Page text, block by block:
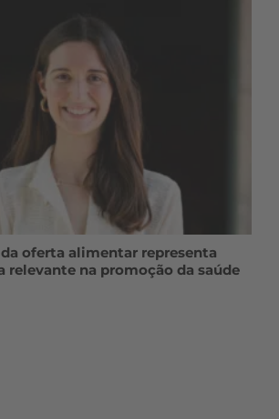
oferta alimentar representa
relevante na promoção da saúde